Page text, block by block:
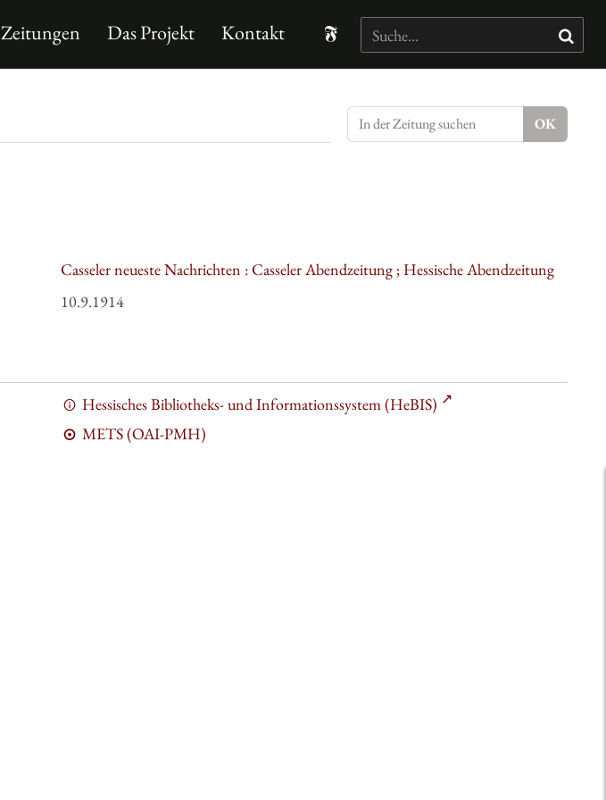
Zeitungen Das Projekt Kontakt
Casseler neueste Nachrichten : Casseler Abendzeitung ; Hessische Abendzeitung
10.9.1914
Hessisches Bibliotheks- und Informationssystem (HeBIS)
METS (OAI-PMH)